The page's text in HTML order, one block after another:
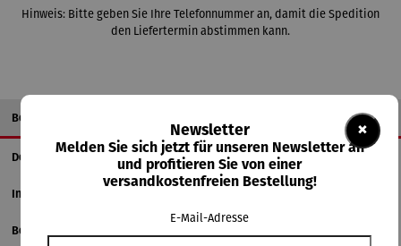
Hinweis: Bitte geben Sie Ihre Telefonnummer an, damit die Spedition
den Liefertermin abstimmen kann.
Beschreibung
Details
Informationen zum Hersteller
Bewertungen
×
Newsletter
Melden Sie sich jetzt für unseren Newsletter an
und profitieren Sie von einer
versandkostenfreien Bestellung!
E-Mail-Adresse